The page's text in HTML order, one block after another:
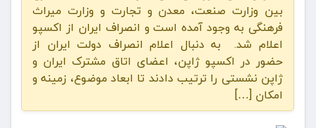
بین وزارت صنعت، معدن و تجارت و وزارت میراث
فرهنگی به وجود آمده است و انصراف ایران از اکسپو
اعلام شد. به دنبال اعلام انصراف دولت ایران از
حضور در اکسپو ژاپن، اعضای اتاق مشترک ایران و
ژاپن نشستی را ترتیب دادند تا ابعاد موضوع، زمینه و
امکان […]